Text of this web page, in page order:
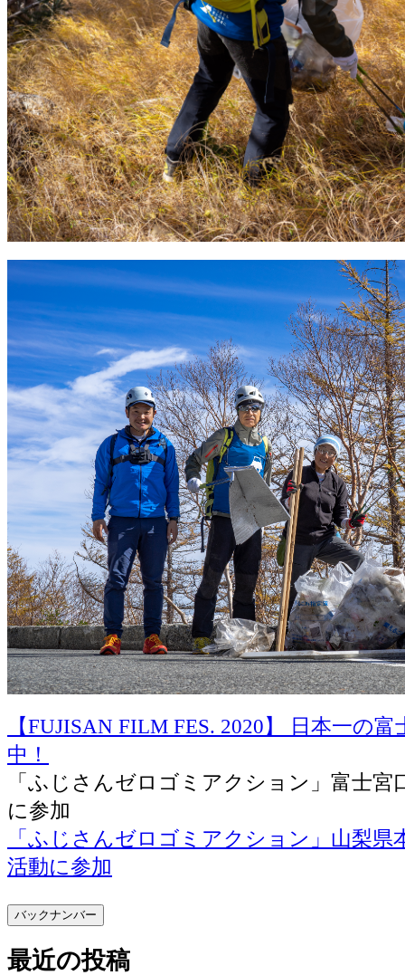
【FUJISAN FILM FES. 2020】 日本一の
中！
「ふじさんゼロゴミアクション」富士宮
に参加
「ふじさんゼロゴミアクション」山梨県
活動に参加
バックナンバー
最近の投稿